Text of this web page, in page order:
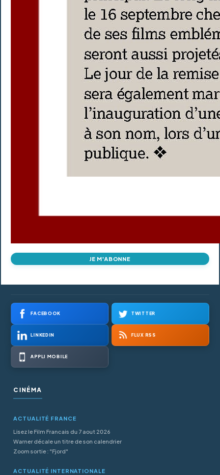
JE M'ABONNE
FACEBOOK TWITTER
LINKEDIN FLUX RSS
APPLI MOBILE
CINÉMA
ACTUALITÉ FRANCE
Lisez le Film Francais du 7 aout 2026
Warner décale un titre de son calendrier
Zoom sortie : "Fjord"
ACTUALITÉ INTERNATIONALE